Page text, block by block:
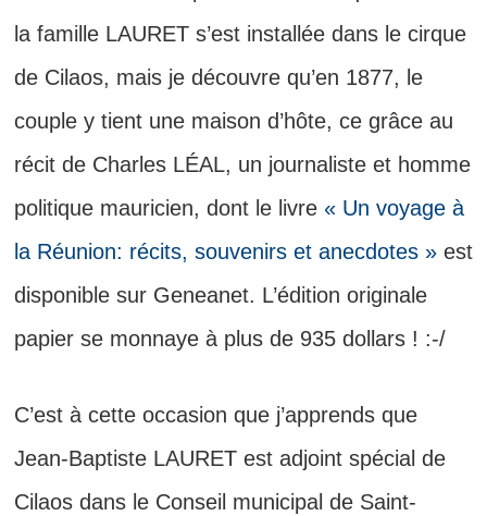
la famille LAURET s’est installée dans le cirque
de Cilaos, mais je découvre qu’en 1877, le
couple y tient une maison d’hôte, ce grâce au
récit de Charles LÉAL, un journaliste et homme
politique mauricien, dont le livre « Un voyage à
la Réunion: récits, souvenirs et anecdotes »est
disponible sur Geneanet. L’édition originale
papier se monnaye à plus de 935 dollars ! :-/
C’est à cette occasion que j’apprends que
Jean-Baptiste LAURET est adjoint spécial de
Cilaos dans le Conseil municipal de Saint-